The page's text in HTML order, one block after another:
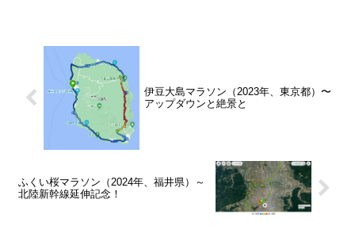
伊豆大島マラソン（2023年、東京都）〜
アップダウンと絶景と
ふくい桜マラソン（2024年、福井県）～
北陸新幹線延伸記念！